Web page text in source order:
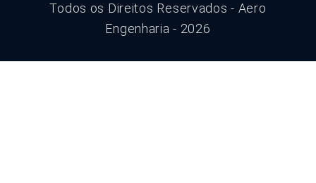
Todos os Direitos Reservados - Aero
Engenharia - 2026